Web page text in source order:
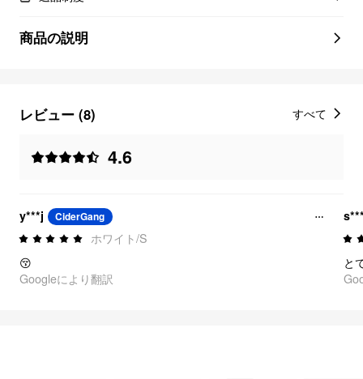
商品の説明
レビュー (8)
4.6
すべて
y***j CiderGang
ホワイト/S
😚
Googleにより翻訳